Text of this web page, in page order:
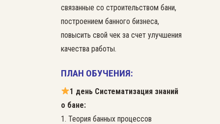
связанные со строительством бани,
построением банного бизнеса,
повысить свой чек за счет улучшения
качества работы.
ПЛАН ОБУЧЕНИЯ:
1 день Систематизация знаний
о бане:
1. Теория банных процессов